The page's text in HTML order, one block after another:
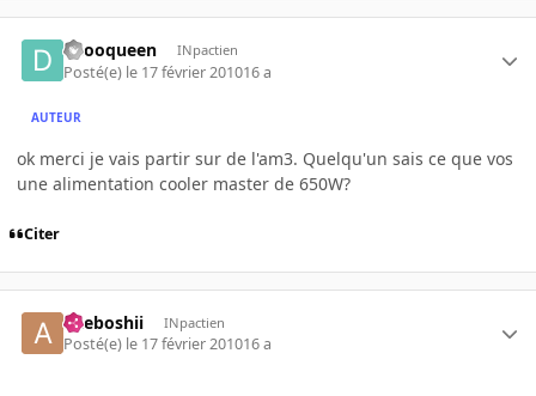
deooqueen INpactien
Posté(e) le 17 février 201016 a
AUTEUR
ok merci je vais partir sur de l'am3. Quelqu'un sais ce que vos
une alimentation cooler master de 650W?
Citer
akeboshii INpactien
Posté(e) le 17 février 201016 a